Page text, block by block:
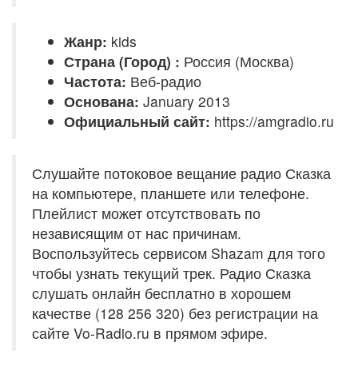
Жанр: kids
Страна (Город) : Россия (Москва)
Частота: Веб-радио
Основана: January 2013
Официальный сайт: https://amgradio.ru
Слушайте потоковое вещание радио Сказка
на компьютере, планшете или телефоне.
Плейлист может отсутствовать по
независящим от нас причинам.
Воспользуйтесь сервисом Shazam для того
чтобы узнать текущий трек. Радио Сказка
слушать онлайн бесплатно в хорошем
качестве (128 256 320) без регистрации на
сайте Vo-Radio.ru в прямом эфире.